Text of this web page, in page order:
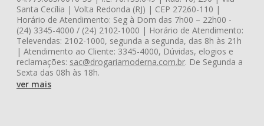
Santa Cecília | Volta Redonda (RJ) | CEP 27260-110 |
Horário de Atendimento: Seg à Dom das 7h00 – 22h00 -
(24) 3345-4000 / (24) 2102-1000 | Horário de Atendimento:
Televendas: 2102-1000, segunda a segunda, das 8h às 21h
| Atendimento ao Cliente: 3345-4000, Dúvidas, elogios e
reclamações: sac@drogariamoderna.com.br. De Segunda a
Sexta das 08h às 18h.
ver mais